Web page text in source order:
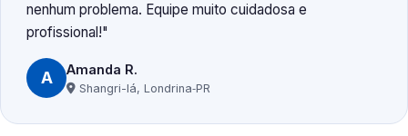
nenhum problema. Equipe muito cuidadosa e
profissional!
A Amanda R.
Shangri-lá, Londrina‑PR